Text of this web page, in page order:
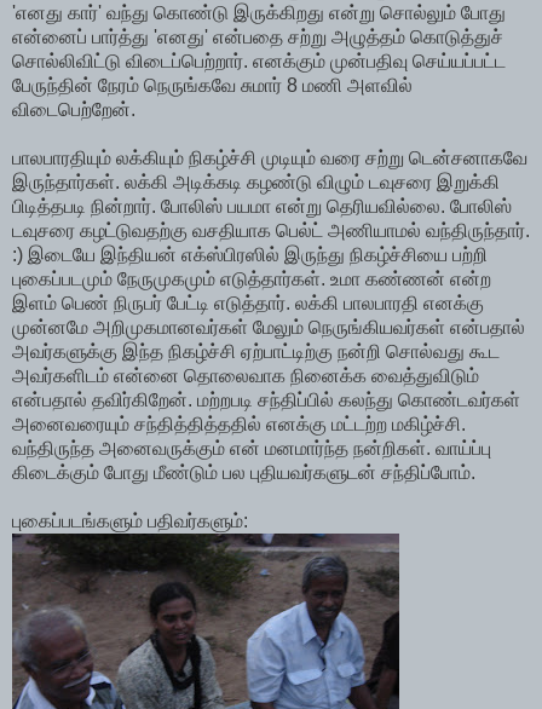
'எனது கார்' வந்து கொண்டு இருக்கிறது என்று சொல்லும் போது
என்னைப் பார்த்து 'எனது' என்பதை சற்று அழுத்தம் கொடுத்துச்
சொல்லிவிட்டு விடைப்பெற்றார். எனக்கும் முன்பதிவு செய்யப்பட்ட
பேருந்தின் நேரம் நெருங்கவே சுமார் 8 மணி அளவில்
விடைபெற்றேன்.
பாலபாரதியும் லக்கியும் நிகழ்ச்சி முடியும் வரை சற்று டென்சனாகவே
இருந்தார்கள். லக்கி அடிக்கடி கழண்டு விழும் டவுசரை இறுக்கி
பிடித்தபடி நின்றார். போலிஸ் பயமா என்று தெரியவில்லை. போலிஸ்
டவுசரை கழட்டுவதற்கு வசதியாக பெல்ட் அணியாமல் வந்திருந்தார்.
:) இடையே இந்தியன் எக்ஸ்பிரஸில் இருந்து நிகழ்ச்சியை பற்றி
புகைப்படமும் நேருமுகமும் எடுத்தார்கள். உமா கண்ணன் என்ற
இளம் பெண் நிருபர் பேட்டி எடுத்தார். லக்கி பாலபாரதி எனக்கு
முன்னமே அறிமுகமானவர்கள் மேலும் நெருங்கியவர்கள் என்பதால்
அவர்களுக்கு இந்த நிகழ்ச்சி ஏற்பாட்டிற்கு நன்றி சொல்வது கூட
அவர்களிடம் என்னை தொலைவாக நினைக்க வைத்துவிடும்
என்பதால் தவிர்கிறேன். மற்றபடி சந்திப்பில் கலந்து கொண்டவர்கள்
அனைவரையும் சந்தித்தித்ததில் எனக்கு மட்டற்ற மகிழ்ச்சி.
வந்திருந்த அனைவருக்கும் என் மனமார்ந்த நன்றிகள். வாய்ப்பு
கிடைக்கும் போது மீண்டும் பல புதியவர்களுடன் சந்திப்போம்.
புகைப்படங்களும் பதிவர்களும்: